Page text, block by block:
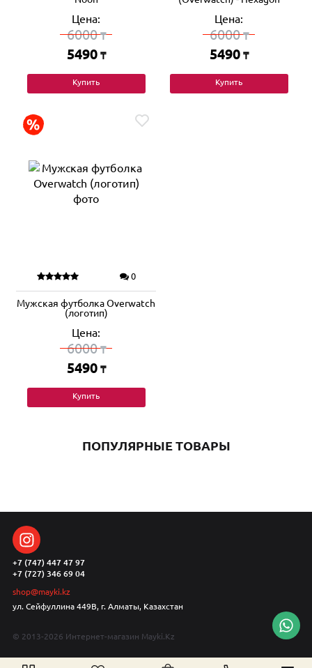
Цена:
6000₸
5490 ₸
Купить
Цена:
6000₸
5490 ₸
Купить
0
Мужская футболка Overwatch
(логотип)
Цена:
6000₸
5490 ₸
Купить
ПОПУЛЯРНЫЕ ТОВАРЫ
+7 (747) 447 47 97
+7 (727) 346 69 04
shop@mayki.kz
ул. Сейфуллина 449В, г. Алматы, Казахстан
© 2013-2026 Интернет-магазин Mayki.Kz